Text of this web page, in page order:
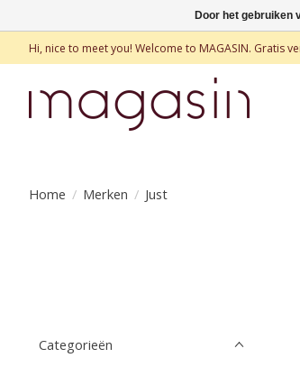
Hi, nice to meet you! Welcome to MAGASIN. Gratis
Home / Merken / Just
Categorieën
Door het gebruiken